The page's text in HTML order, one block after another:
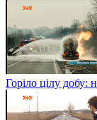
Горіло цілу добу: